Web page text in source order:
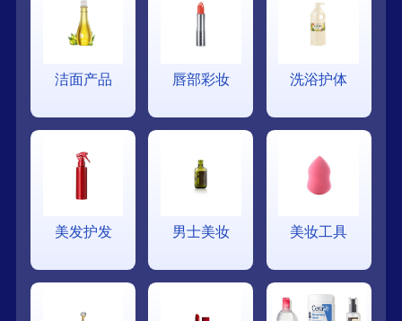
洁面产品 唇部彩妆 洗浴护体
美发护发 男士美妆 美妆工具